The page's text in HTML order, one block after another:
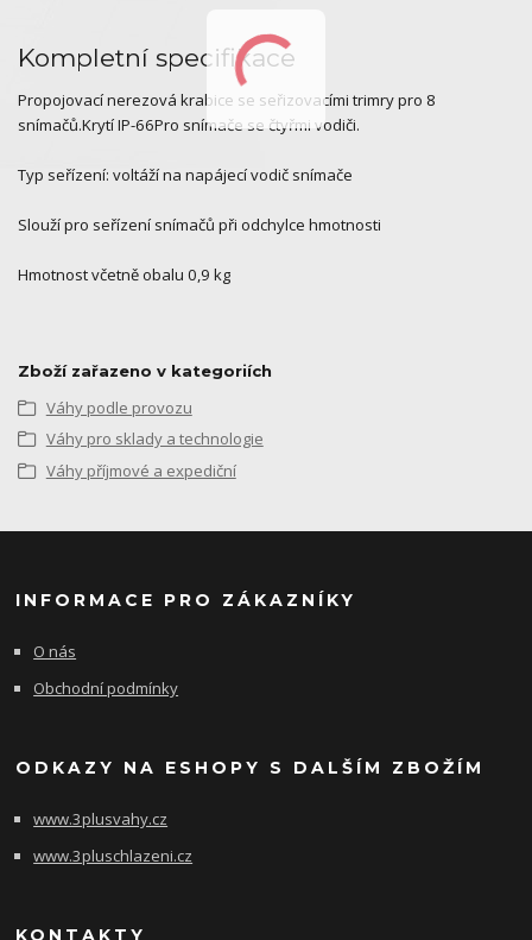
Kompletní specifikace
Propojovací nerezová krabice se seřizovacími trimry pro 8
snímačů.Krytí IP-66Pro snímače se čtyřmi vodiči.
Typ seřízení: voltáží na napájecí vodič snímače
Slouží pro seřízení snímačů při odchylce hmotnosti
Hmotnost včetně obalu 0,9 kg
Zboží zařazeno v kategoriích
Váhy podle provozu
Váhy pro sklady a technologie
Váhy příjmové a expediční
INFORMACE PRO ZÁKAZNÍKY
O nás
Obchodní podmínky
ODKAZY NA ESHOPY S DALŠÍM ZBOŽÍM
www.3plusvahy.cz
www.3pluschlazeni.cz
KONTAKTY